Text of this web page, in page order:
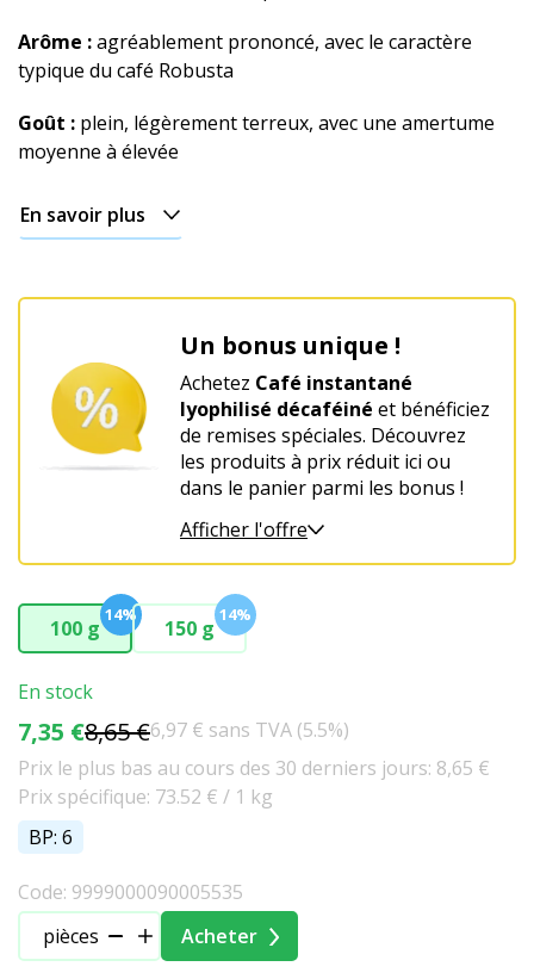
Arôme :agréablement prononcé, avec le caractère
typique du café Robusta
Goût : plein, légèrement terreux, avec une amertume
moyenne à élevée
En savoir plus
Un bonus unique !
Achetez Café instantané
lyophilisé décaféiné et bénéficiez
de remises spéciales. Découvrez
les produits à prix réduit ici ou
dans le panier parmi les bonus !
Afficher l'offre
100 g
14%
150 g
14%
En stock
7,35 €8,65 €6,97 € sans TVA (5.5%)
Prix le plus bas au cours des 30 derniers jours: 8,65 €
Prix spécifique: 73.52 € / 1 kg
BP: 6
Code: 9999000090005535
pièces
Acheter